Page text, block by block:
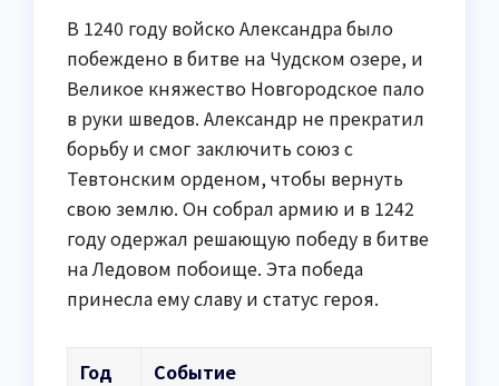
В 1240 году войско Александра было
побеждено в битве на Чудском озере, и
Великое княжество Новгородское пало
в руки шведов. Александр не прекратил
борьбу и смог заключить союз с
Тевтонским орденом, чтобы вернуть
свою землю. Он собрал армию и в 1242
году одержал решающую победу в битве
на Ледовом побоище. Эта победа
принесла ему славу и статус героя.
Год Событие